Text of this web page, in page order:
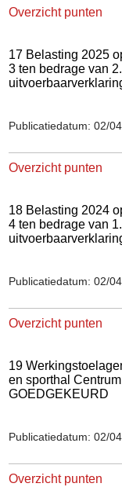
Overzicht punten
17 Belasting 2025
3 ten bedrage van
Publicatiedatum: 02/
Overzicht punten
18 Belasting 2024
4 ten bedrage van
Publicatiedatum: 02/
Overzicht punten
19
en sporthal
GOEDGEKEURD
Publicatiedatum: 02/
Overzicht punten